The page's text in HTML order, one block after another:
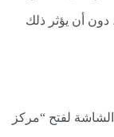
دون أن يؤثر ذلك
لفتح “مركز